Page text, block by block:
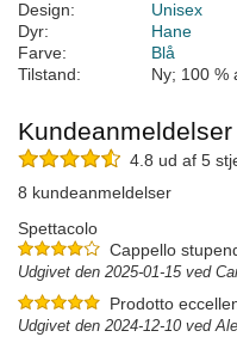
Design:
Unisex
Dyr:
Hane
Farve:
Blå
Tilstand:
Ny; 100 %
Kundeanmeldelser
4.8 ud af 5
8 kundeanmeldelser
Spettacolo
Cappello
Udgivet den 2025-01-15 ved
Prodotto
Udgivet den 2024-12-10 ved